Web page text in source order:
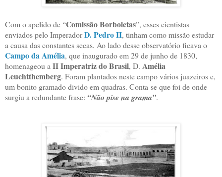
Com o apelido de “Comissão Borboletas”, esses cientistas
enviados pelo ImperadorD. Pedro II, tinham como missão estudar
a causa das constantes secas. Ao lado desse observatório ficava o
Campo da Amélia, que inaugurado em 29 de junho de 1830,
homenageou a II Imperatriz do Brasil, D. Amélia
Leuchtthemberg. Foram plantados neste campo vários juazeiros e,
um bonito gramado divido em quadras. Conta-se que foi de onde
surgiu a redundante frase: “Não pise na grama”.